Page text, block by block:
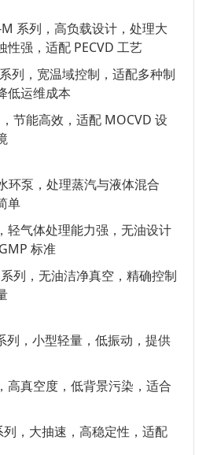
M 系列，高负载设计，处理大
性强，适配 PECVD 工艺
系列，宽温域控制，适配多种制
低运维成本
，节能高效，适配 MOCVD 设
环泵，处理蒸汽与液体混合
单
轻气体处理能力强，无油设计
标准
系列，无油洁净真空，精确控制
列，小型轻量，低振动，提供
高真空度，低背景污染，适合
列，大抽速，高稳定性，适配